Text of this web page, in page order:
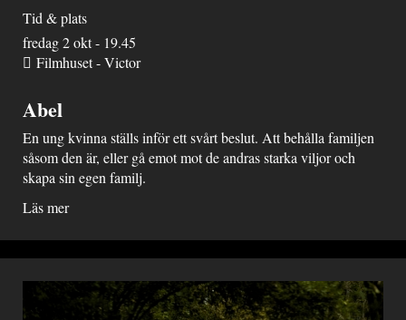
Tid & plats
fredag 2 okt - 19.45
Filmhuset - Victor
Abel
En ung kvinna ställs inför ett svårt beslut. Att behålla familjen
såsom den är, eller gå emot mot de andras starka viljor och
skapa sin egen familj.
Läs mer